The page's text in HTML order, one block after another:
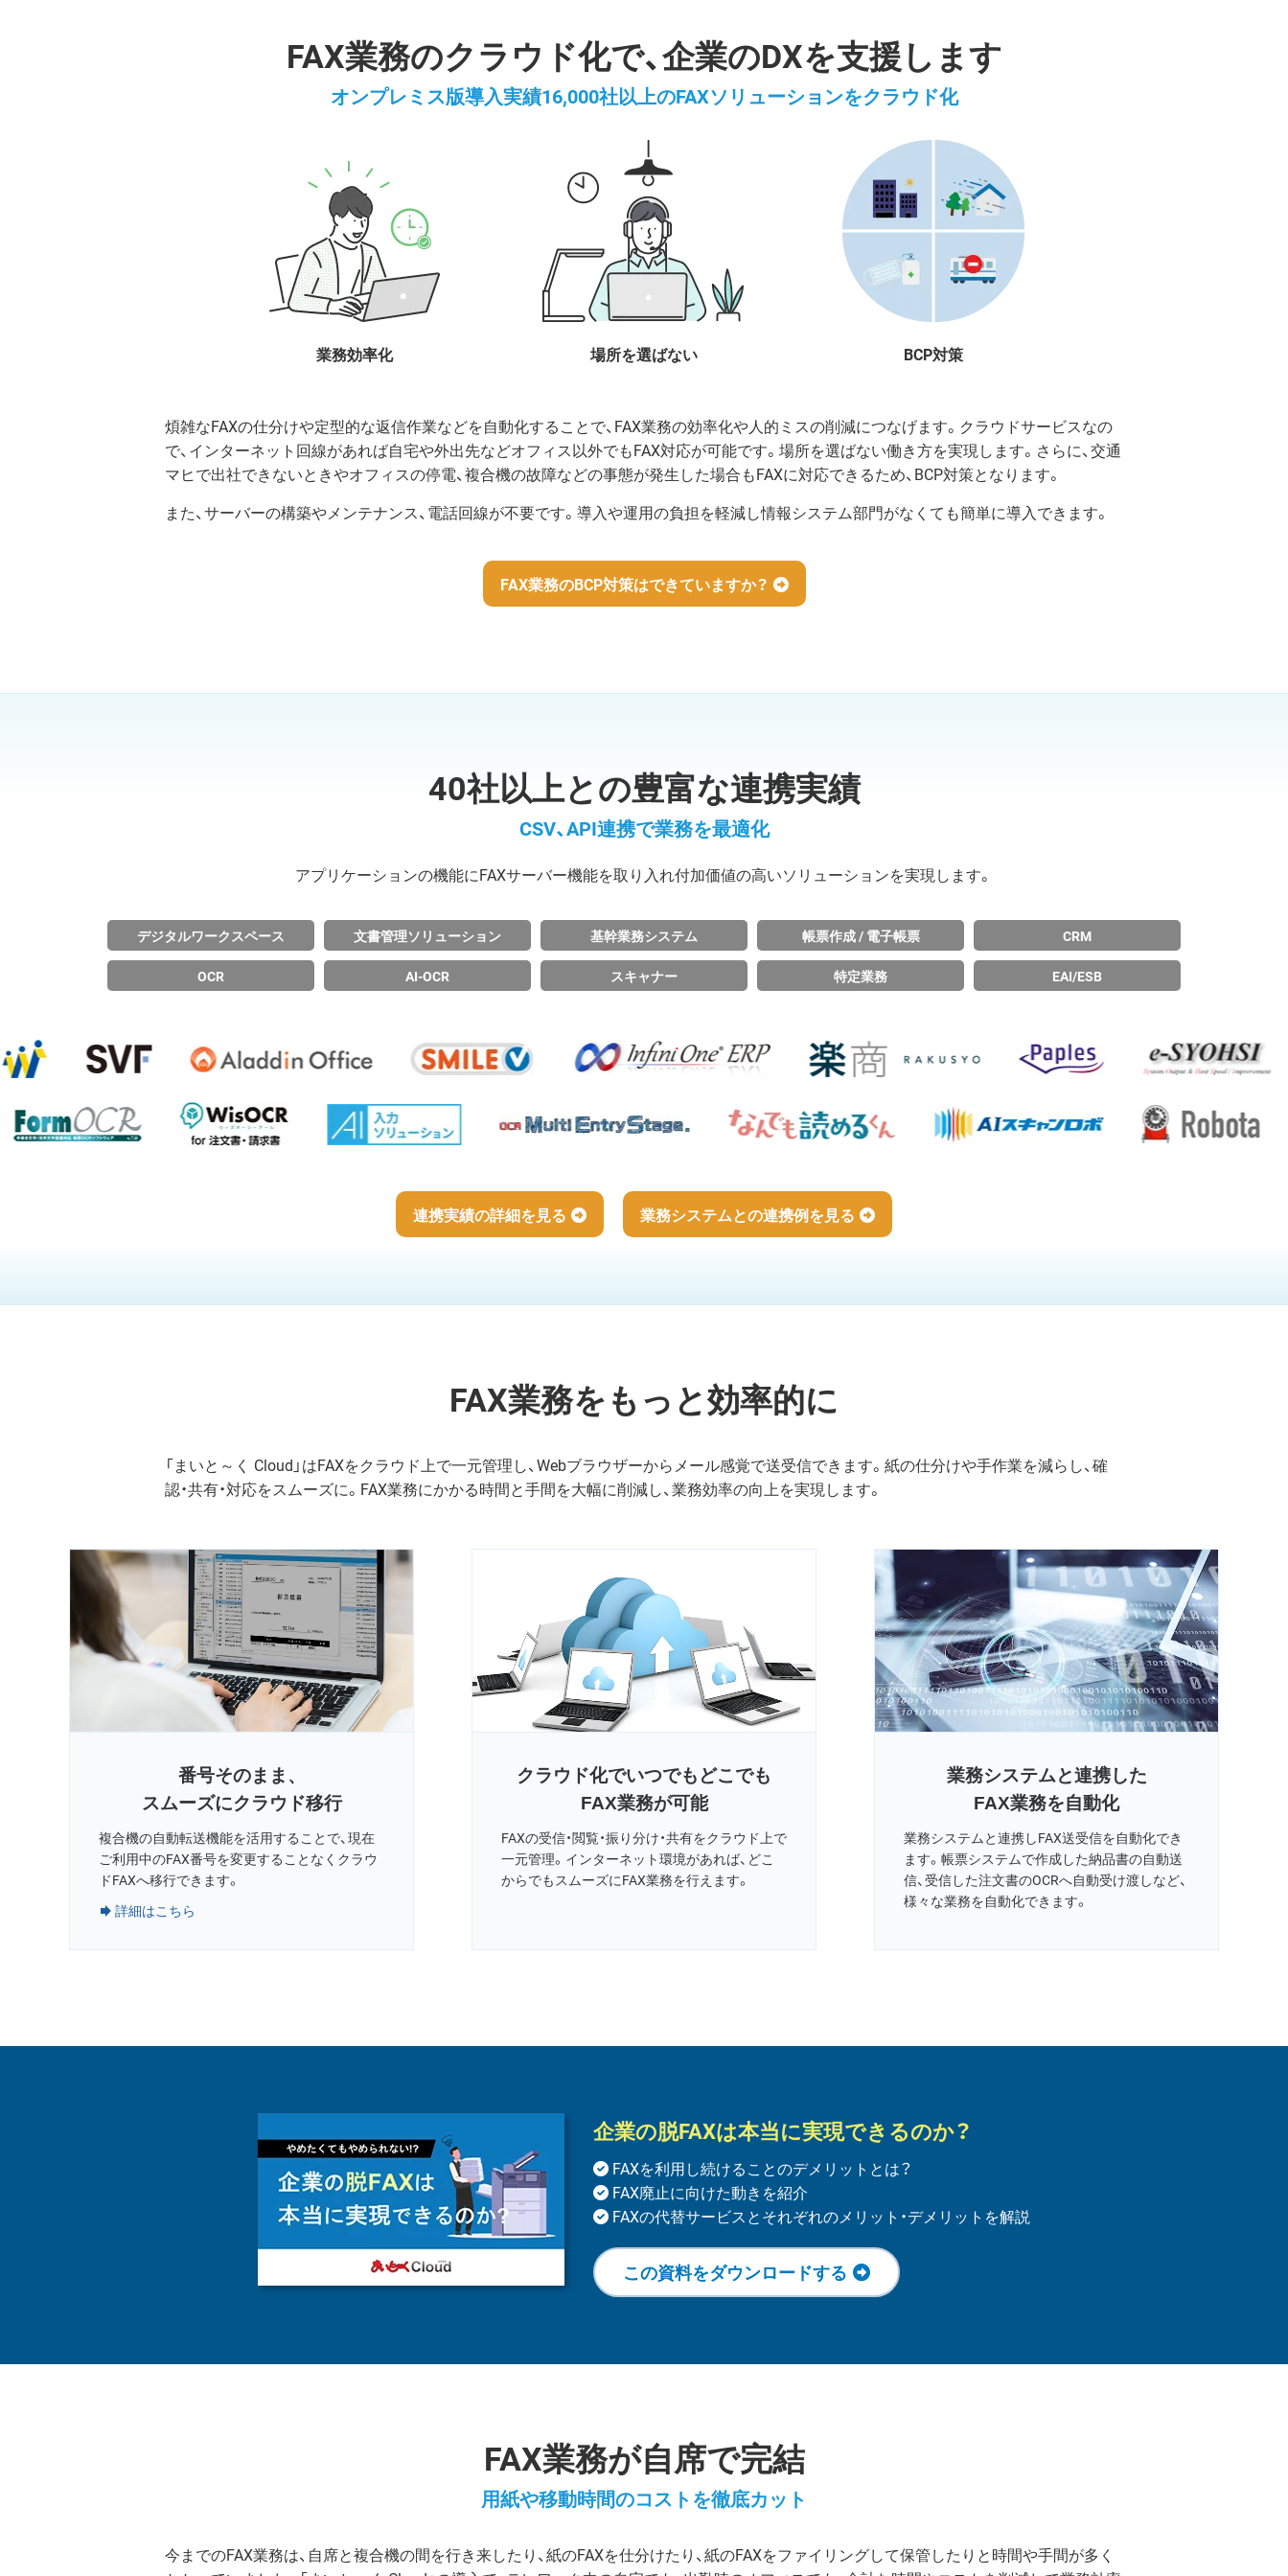
FAX業務のクラウド化で、企業のDXを支援します
オンプレミス版導入実績16,000社以上のFAXソリューションをクラウド化
業務効率化 場所を選ばない BCP対策
煩雑なFAXの仕分けや定型的な返信作業などを自動化することで、FAX業務の効率化や人的ミスの削減につなげます。クラウドサービスなの
で、インターネット回線があれば自宅や外出先などオフィス以外でもFAX対応が可能です。場所を選ばない働き方を実現します。さらに、交通
マヒで出社できないときやオフィスの停電、複合機の故障などの事態が発生した場合もFAXに対応できるため、BCP対策となります。
また、サーバーの構築やメンテナンス、電話回線が不要です。導入や運用の負担を軽減し情報システム部門がなくても簡単に導入できます。
FAX業務のBCP対策はできていますか？
40社以上との豊富な連携実績
CSV、API連携で業務を最適化
アプリケーションの機能にFAXサーバー機能を取り入れ付加価値の高いソリューションを実現します。
デジタルワークスペース 文書管理ソリューション 基幹業務システム 帳票作成 / 電子帳票 CRM
OCR AI-OCR スキャナー 特定業務 EAI/ESB
連携実績の詳細を見る 業務システムとの連携例を見る
FAX業務をもっと効率的に
「まいと～く Cloud」はFAXをクラウド上で一元管理し、Webブラウザーからメール感覚で送受信できます。紙の仕分けや手作業を減らし、確
認・共有・対応をスムーズに。FAX業務にかかる時間と手間を大幅に削減し、業務効率の向上を実現します。
番号そのまま、
スムーズにクラウド移行
複合機の自動転送機能を活用することで、現在
ご利用中のFAX番号を変更することなくクラウ
ドFAXへ移行できます。
詳細はこちら
クラウド化でいつでもどこでも
FAX業務が可能
FAXの受信・閲覧・振り分け・共有をクラウド上で
一元管理。インターネット環境があれば、どこ
からでもスムーズにFAX業務を行えます。
業務システムと連携した
FAX業務を自動化
業務システムと連携しFAX送受信を自動化でき
ます。帳票システムで作成した納品書の自動送
信、受信した注文書のOCRへ自動受け渡しなど、
様々な業務を自動化できます。
企業の脱FAXは本当に実現できるのか？
FAXを利用し続けることのデメリットとは？
FAX廃止に向けた動きを紹介
FAXの代替サービスとそれぞれのメリット・デメリットを解説
この資料をダウンロードする
FAX業務が自席で完結
用紙や移動時間のコストを徹底カット
今までのFAX業務は、自席と複合機の間を行き来したり、紙のFAXを仕分けたり、紙のFAXをファイリングして保管したりと時間や手間が多く